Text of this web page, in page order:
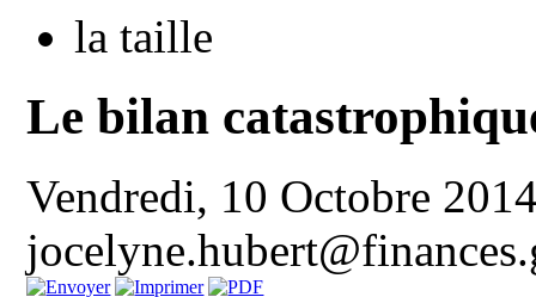
Le bilan
Vendredi, 10 Octobre